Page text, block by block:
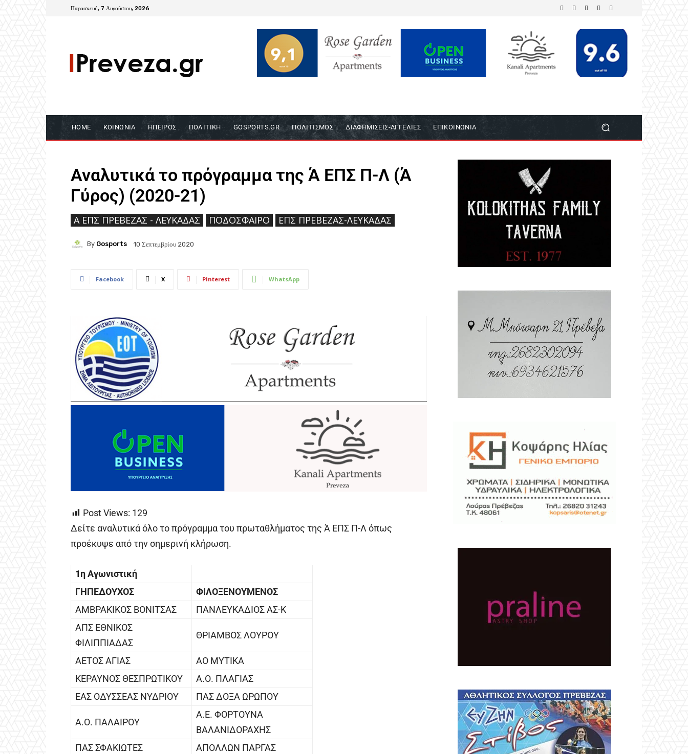
Παρασκευή, 7 Αυγούστου, 2026
HOME ΚΟΙΝΩΝΊΑ ΉΠΕΙΡΟΣ ΠΟΛΙΤΙΚΉ GOSPORTS.GR ΠΟΛΙΤΙΣΜΌΣ ΔΙΑΦΗΜΊΣΕΙΣ-ΑΓΓΕΛΊΕΣ ΕΠΙΚΟΙΝΩΝΙΑ
Αναλυτικά το πρόγραμμα της Ά ΕΠΣ Π-Λ (Ά
Γύρος) (2020-21)
Ά ΕΠΣ ΠΡΈΒΕΖΑΣ - ΛΕΥΚΆΔΑΣ ΠΟΔΌΣΦΑΙΡΟ ΕΠΣ ΠΡΈΒΕΖΑΣ-ΛΕΥΚΆΔΑΣ
By Gosports 10 Σεπτεμβρίου 2020
Facebook X Pinterest WhatsApp
Post Views: 129
Δείτε αναλυτικά όλο το πρόγραμμα του πρωταθλήματος της Ά ΕΠΣ Π-Λ όπως
προέκυψε από την σημερινή κλήρωση.
1η Αγωνιστική
ΓΗΠΕΔΟΥΧΟΣ
ΦΙΛΟΞΕΝΟΥΜΕΝΟΣ
ΑΜΒΡΑΚΙΚΟΣ ΒΟΝΙΤΣΑΣ
ΠΑΝΛΕΥΚΑΔΙΟΣ ΑΣ-Κ
ΑΠΣ ΕΘΝΙΚΟΣ
ΦΙΛΙΠΠΙΑΔΑΣ
ΘΡΙΑΜΒΟΣ ΛΟΥΡΟΥ
ΑΕΤΟΣ ΑΓΙΑΣ
ΑΟ ΜΥΤΙΚΑ
ΚΕΡΑΥΝΟΣ ΘΕΣΠΡΩΤΙΚΟΥ
Α.Ο. ΠΛΑΓΙΑΣ
ΕΑΣ ΟΔΥΣΣΕΑΣ ΝΥΔΡΙΟΥ
ΠΑΣ ΔΟΞΑ ΩΡΩΠΟΥ
Α.Ο. ΠΑΛΑΙΡΟΥ
Α.Ε. ΦΟΡΤΟΥΝΑ
ΒΑΛΑΝΙΔΟΡΑΧΗΣ
ΠΑΣ ΣΦΑΚΙΩΤΕΣ
ΑΠΟΛΛΩΝ ΠΑΡΓΑΣ